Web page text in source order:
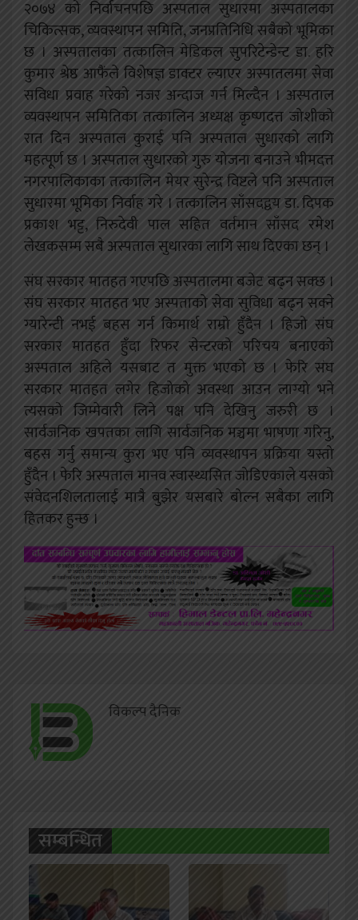
२०७४ को निर्वाचनपछि अस्पताल सुधारमा अस्पतालका
चिकित्सक, व्यवस्थापन समिति, जनप्रतिनिधि सबैको भूमिका
छ । अस्पतालका तत्कालिन मेडिकल सुपरिटेन्डेन्ट डा. हरि
कुमार श्रेष्ठ आफैंले विशेषज्ञ डाक्टर ल्याएर अस्पातलमा सेवा
सविधा प्रवाह गरेको नजर अन्दाज गर्न मिल्दैन । अस्पताल
व्यवस्थापन समितिका तत्कालिन अध्यक्ष कृष्णदत्त जोशीको
रात दिन अस्पताल कुराई पनि अस्पताल सुधारको लागि
महत्पूर्ण छ । अस्पताल सुधारको गुरु योजना बनाउने भीमदत्त
नगरपालिकाका तत्कालिन मेयर सुरेन्द्र विष्टले पनि अस्पताल
सुधारमा भूमिका निर्वाह गरे । तत्कालिन साँसदद्वय डा. दिपक
प्रकाश भट्ट, निरुदेवी पाल सहित वर्तमान साँसद रमेश
लेखकसम्म सबै अस्पताल सुधारका लागि साथ दिएका छन् ।
संघ सरकार मातहत गएपछि अस्पतालमा बजेट बढ्न सक्छ ।
संघ सरकार मातहत भए अस्पताको सेवा सुविधा बढ्न सक्ने
ग्यारेन्टी नभई बहस गर्न किमार्थ राम्रो हुँदैन । हिजो संघ
सरकार मातहत हुँदा रिफर सेन्टरको परिचय बनाएको
अस्पताल अहिले यसबाट त मुक्त भएको छ । फेरि संघ
सरकार मातहत लगेर हिजोको अवस्था आउन लाग्यो भने
त्यसको जिम्मेवारी लिने पक्ष पनि देखिनु जरुरी छ ।
सार्वजनिक खपतका लागि सार्वजनिक मञ्चमा भाषणा गरिनु,
बहस गर्नु समान्य कुरा भए पनि व्यवस्थापन प्रक्रिया यस्तो
हुँदैन । फेरि अस्पताल मानव स्वास्थ्यसित जोडिएकाले यसको
संवेदनशिलतालाई मात्रै बुझेर यसबारे बोल्न सबैका लागि
हितकर हुन्छ ।
विकल्प दैनिक
सम्बन्धित